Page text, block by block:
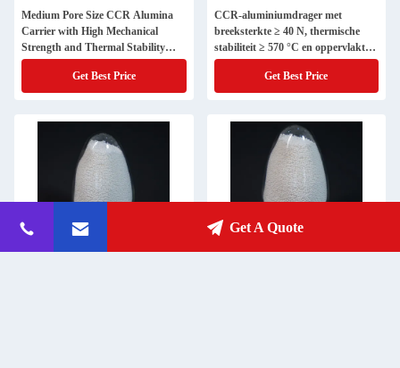
Medium Pore Size CCR Alumina
Carrier with High Mechanical
Strength and Thermal Stability
≥570℃
Get Best Price
CCR-aluminiumdrager met
breeksterkte ≥ 40 N, thermische
stabiliteit ≥ 570 °C en oppervlakte
190-210 m2/g voor ondersteuning
van een hoogwaardige katalysator
Get Best Price
Get A Quote